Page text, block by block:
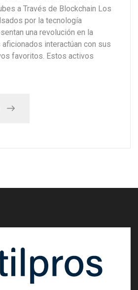
a Través de Blockchain Los
por la tecnología
una revolución en la
interactúan con sus
favoritos. Estos activos